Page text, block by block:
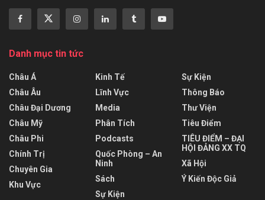
Danh mục tin tức
Châu Á
Châu Âu
Châu Đại Dương
Châu Mỹ
Châu Phi
Chính Trị
Chuyên Gia
Khu Vực
Kinh Tế
Lĩnh Vực
Media
Phân Tích
Podcasts
Quốc Phòng – An
Ninh
Sách
Sự Kiện
Sự Kiện
Thông Báo
Thư Viện
Tiêu Điểm
TIÊU ĐIỂM – ĐẠI
HỘI ĐẢNG XX TQ
Xã Hội
Ý Kiến Độc Giả